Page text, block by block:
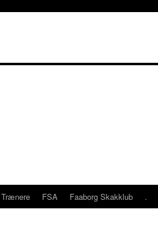
Trænere FSA Faaborg Skakklub .